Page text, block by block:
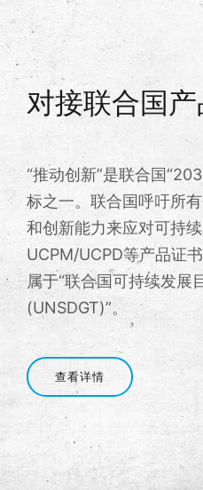
对接联合国
“推动创新”是联合国
标之一。联合国呼吁所
和创新能力来应对可持
UCPM/UCPD等产品证
属于“联合国可持续发展
(UNSDGT)”。
查看详情